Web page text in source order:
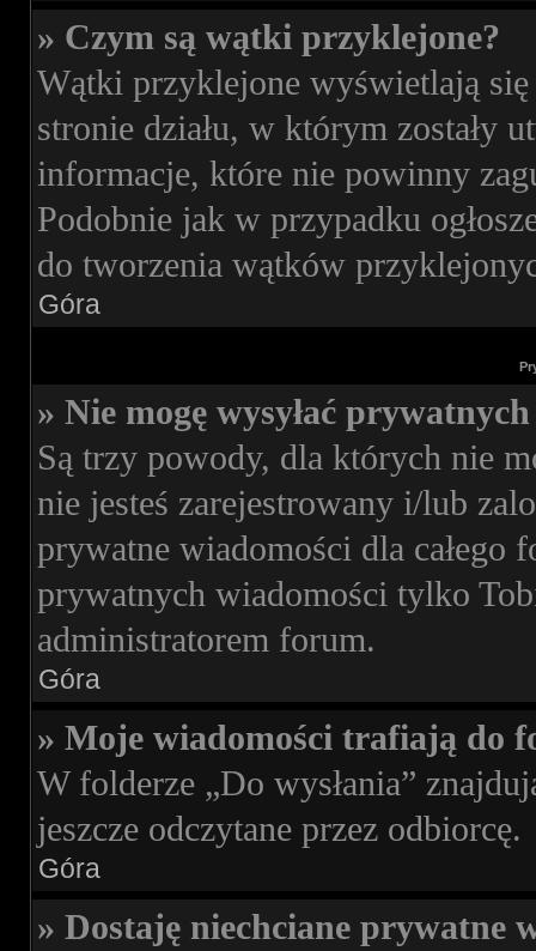
» Czym są wątki przyklejone?
Wątki przyklejone wyświetlają
stronie działu, w którym zostały
informacje, które nie powinny
Podobnie jak w przypadku
do tworzenia wątków
Góra
» Nie mogę wysyłać
Są trzy powody, dla których nie
nie jesteś zarejestrowany i/lub
prywatne wiadomości dla całego
prywatnych wiadomości tylko
administratorem forum.
Góra
» Moje wiadomości trafiają do
W folderze „Do wysłania”
jeszcze odczytane przez odbiorcę.
Góra
» Dostaję niechciane prywatne